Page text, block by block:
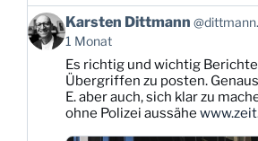
Beitrag
von
Karsten
Dittmann
Bluesky
ansehen
Karsten Dittmann
1 Monat
Es richtig und wichtig
Übergriffen zu posten.
E. aber auch, sich klar zu
ohne Polizei aussähe